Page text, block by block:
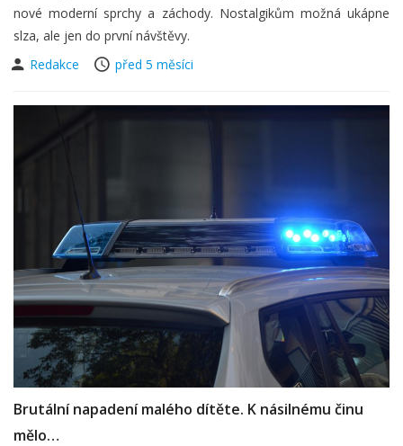
nové moderní sprchy a záchody. Nostalgikům možná ukápne
slza, ale jen do první návštěvy.
Redakce
před 5 měsíci
Brutální napadení malého dítěte. K násilnému činu
mělo…